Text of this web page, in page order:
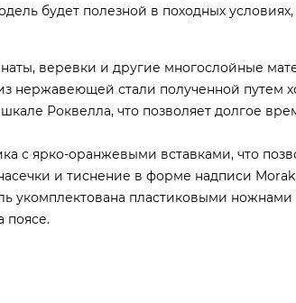
будет полезной в походных
веревки и другие многослойные
нержавеющей стали полученной путем
Роквелла, что позволяет долгое
с ярко-оранжевыми вставками, что
и тиснение в форме надписи
укомплектована пластиковыми
поясе.